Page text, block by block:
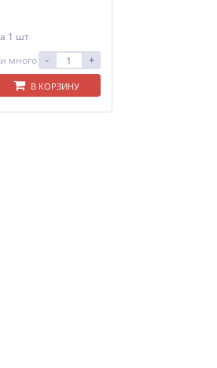
1 шт
много
- +
В КОРЗИНУ